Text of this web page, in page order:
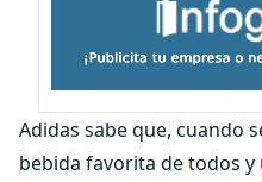
Adidas sabe que, cuando
bebida favorita de todos